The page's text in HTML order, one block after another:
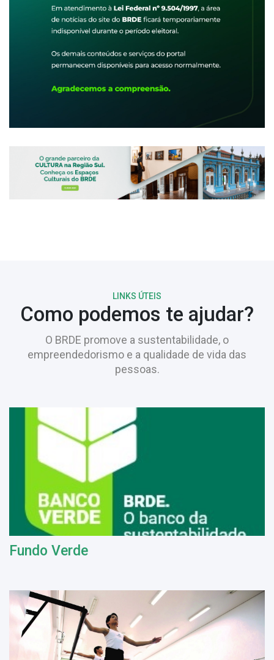
LINKS ÚTEIS
Como podemos te ajudar?
O BRDE promove a sustentabilidade, o
empreendedorismo e a qualidade de vida das
pessoas.
Fundo Verde